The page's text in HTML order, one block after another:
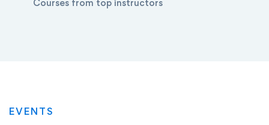
Courses from top instructors
EVENTS